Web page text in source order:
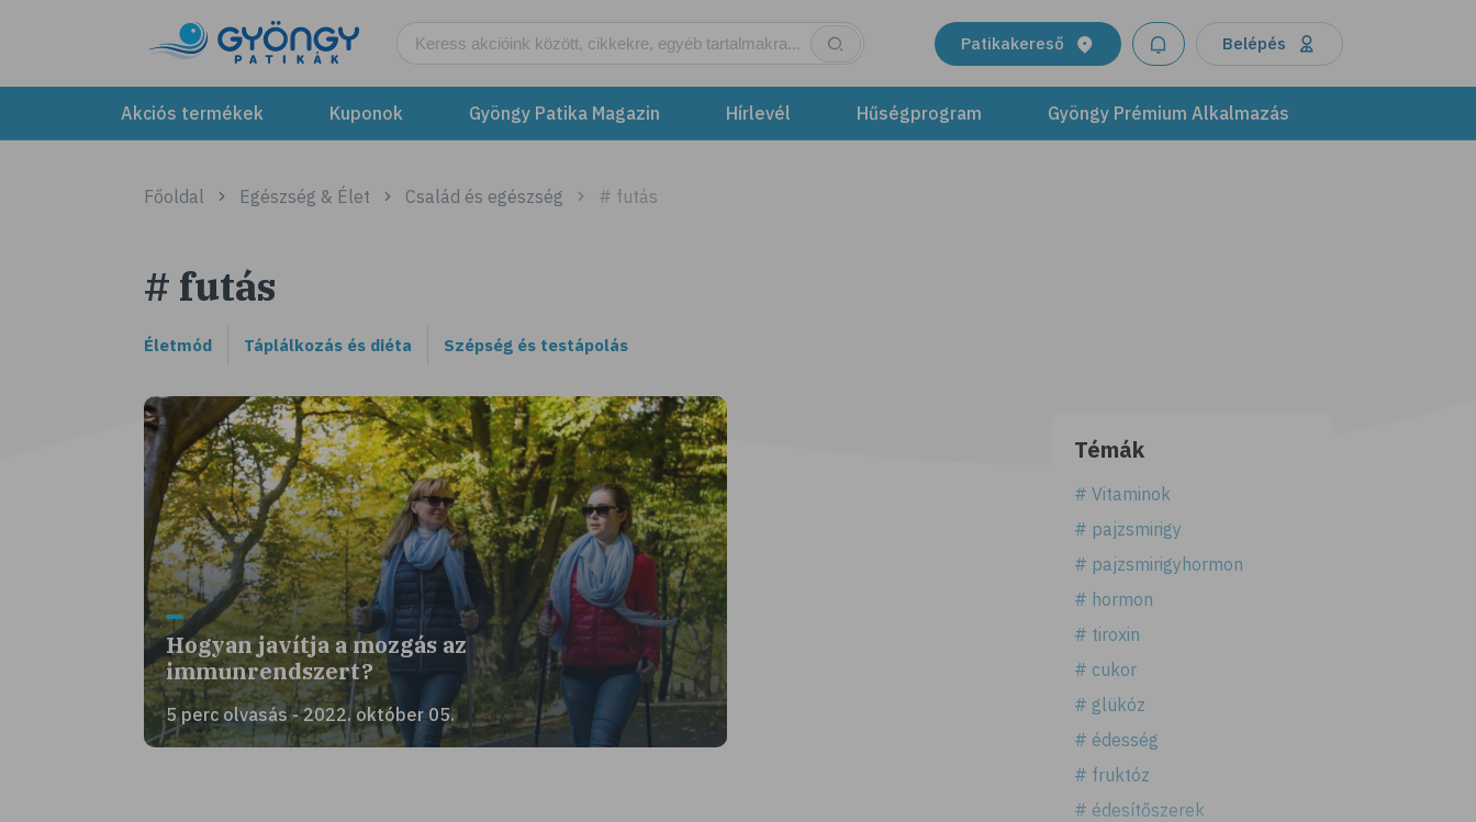
Patikakereső Belépés
Akciós termékek Kuponok Gyöngy Patika Magazin Hírlevél Hűségprogram Gyöngy Prémium Alkalmazás
Főoldal Egészség & Élet Család és egészség # futás
# futás
Életmód Táplálkozás és diéta Szépség és testápolás
Hogyan javítja a mozgás az
immunrendszert?
5 perc olvasás - 2022. október 05.
Témák
# Vitaminok
# pajzsmirigy
# pajzsmirigyhormon
# hormon
# tiroxin
# cukor
# glükóz
# édesség
# fruktóz
# édesítőszerek